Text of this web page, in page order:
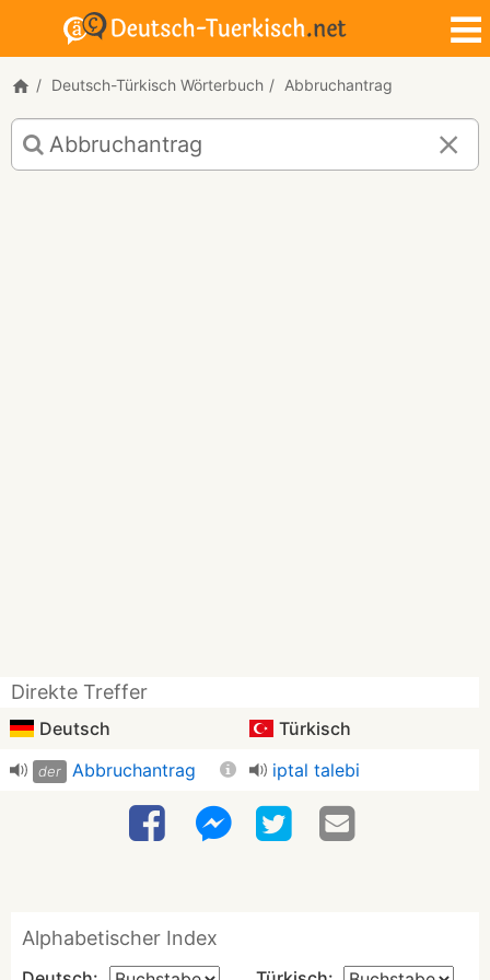
Deutsch-Türkisch Wörterbuch Abbruchantrag
Deutsch-
Türkisch
Übersetzung
Direkte Treffer
Deutsch Türkisch
der Abbruchantrag iptal talebi
Alphabetischer Index